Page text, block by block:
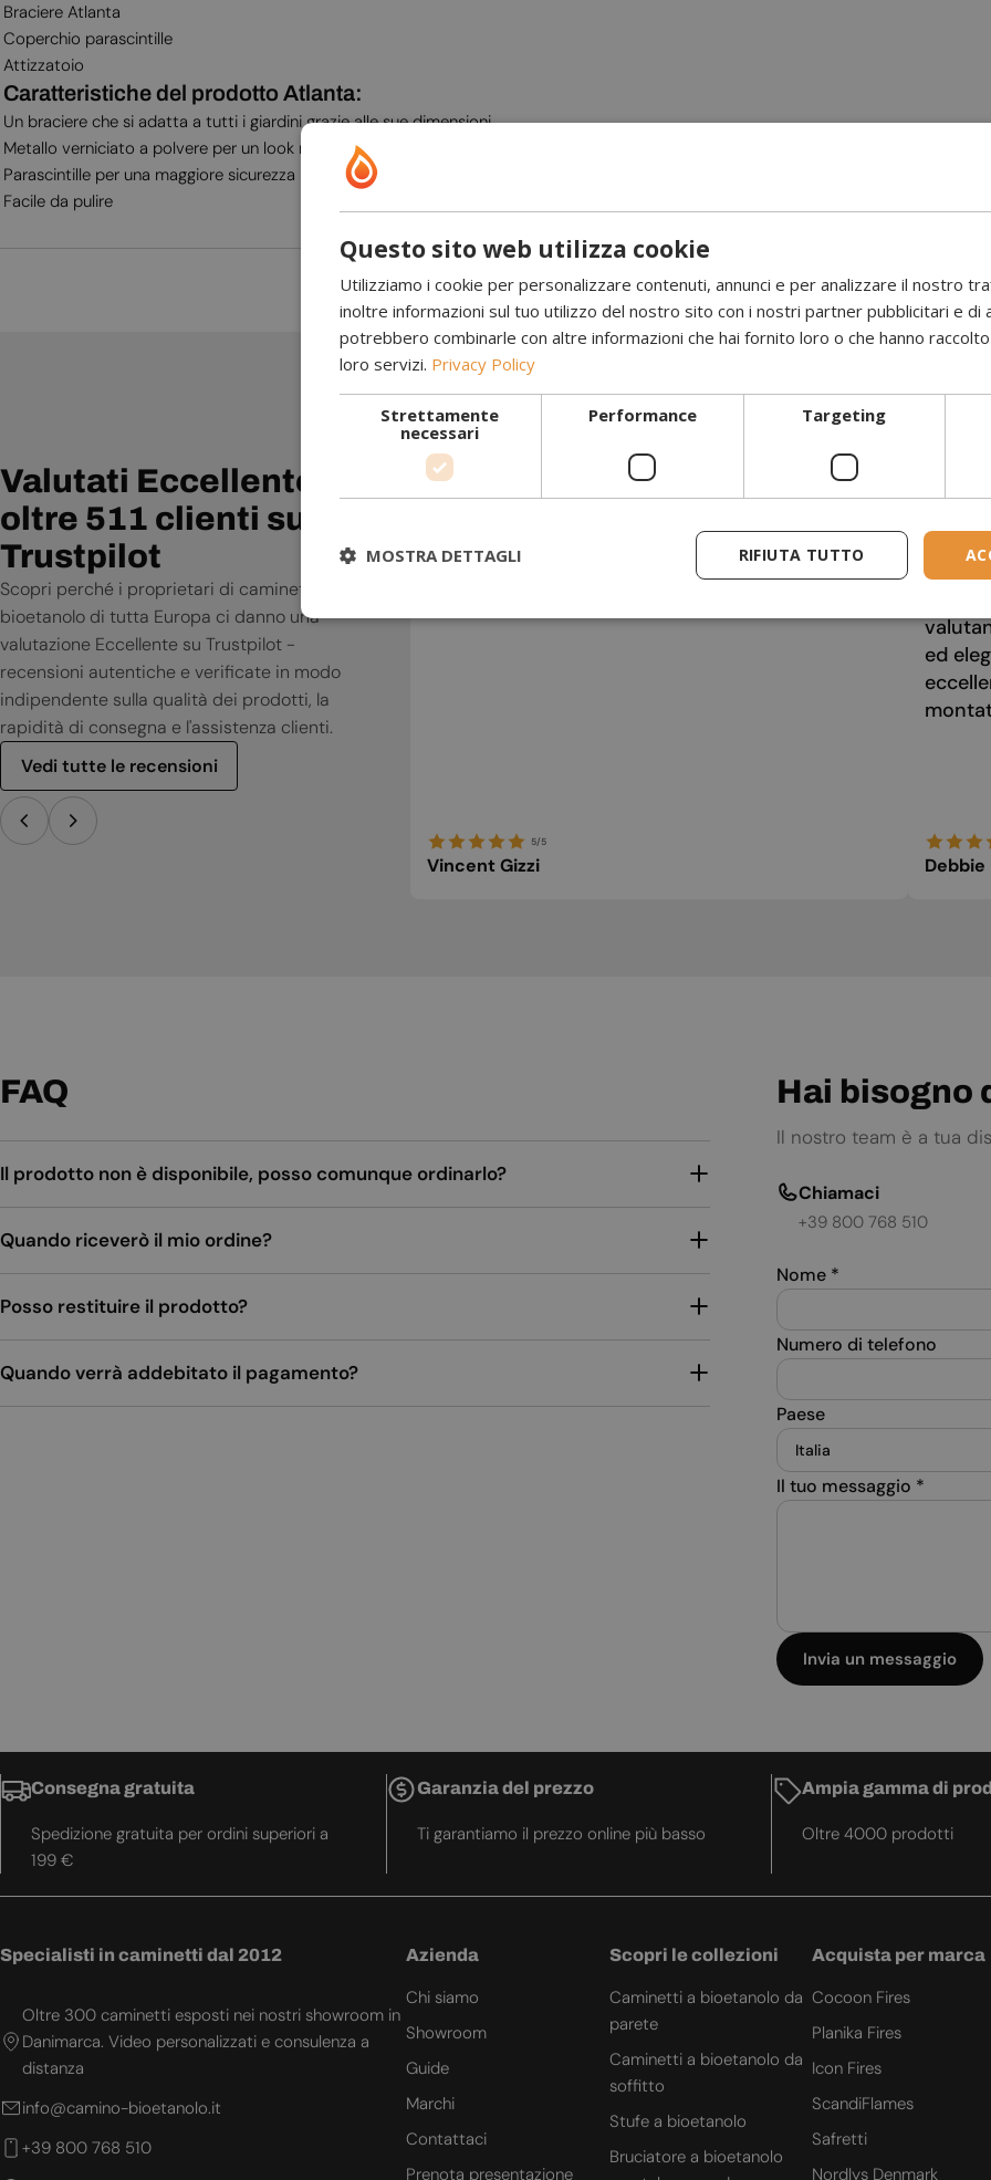
Braciere Atlanta
Coperchio parascintille
Attizzatoio
Caratteristiche del prodotto Atlanta:
Un braciere che si adatta a tutti i giardini grazie alle sue dimensioni
Metallo verniciato a polvere per un look moderno
Parascintille per una maggiore sicurezza
Facile da pulire
Valutati Eccellente da
oltre 511 clienti su
Trustpilot
Scopri perché i proprietari di caminetti a
bioetanolo di tutta Europa ci danno una
valutazione Eccellente su Trustpilot -
recensioni autentiche e verificate in modo
indipendente sulla qualità dei prodotti, la
rapidità di consegna e l'assistenza clienti.
Vedi tutte le recensioni
Ottimo servizio e prodotti a prezzi molto
ragionevoli, lo consiglio vivamente.
5/5
Vincent Gizzi
Ho
Ha
e ha
regala
ed
Debbie
FAQ
Il prodotto non è disponibile, posso comunque ordinarlo?
Quando riceverò il mio ordine?
Posso restituire il prodotto?
Quando verrà addebitato il pagamento?
Hai bisogno
Il nostro team è a tua
Chiamaci
+39 800 768 510
Nome *
Numero di telefono
Paese
Il tuo messaggio *
Invia un messaggio
Consegna gratuita
Spedizione gratuita per ordini superiori a
199 €
Garanzia del prezzo
Ti garantiamo il prezzo online più basso
Ampia gamma di
Oltre 4000 prodotti
Specialisti in caminetti dal 2012
Oltre 300 caminetti esposti nei nostri showroom in
Danimarca. Video personalizzati e consulenza a
distanza
info@camino-bioetanolo.it
+39 800 768 510
Azienda
Chi siamo
Showroom
Guide
Marchi
Contattaci
Prenota presentazione
Scopri le collezioni
Caminetti a bioetanolo da
parete
Caminetti a bioetanolo da
soffitto
Stufe a bioetanolo
Bruciatore a bioetanolo
Acquista per marca
Cocoon Fires
Planika Fires
Icon Fires
ScandiFlames
Safretti
Nordlys Denmark
Questo sito web utilizza cookie
Utilizziamo i cookie per personalizzare contenuti, annunci e per analizzare il nostro
inoltre informazioni sul tuo utilizzo del nostro sito con i nostri partner pubblicitari e di
potrebbero combinarle con altre informazioni che hai fornito loro o che hanno
loro servizi. Privacy Policy
Strettamente
necessari
Performance Targeting
RIFIUTA TUTTO
MOSTRA DETTAGLI